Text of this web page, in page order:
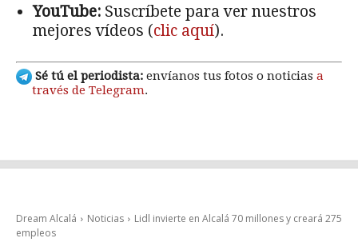
YouTube: Suscríbete para ver nuestros
mejores vídeos (clic aquí).
Sé tú el periodista: envíanos tus fotos o noticias a
través de Telegram.